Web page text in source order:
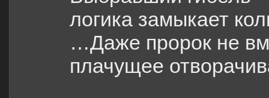
логика замыкает
…Даже пророк не
плачущее